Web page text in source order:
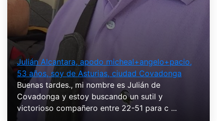
Julián Alcantara, apodo micheal+angelo+pacio,
53 años, soy de Asturias, ciudad Covadonga
Buenas tardes., mi nombre es Julián de
Covadonga y estoy buscando un sutil y
victorioso compañero entre 22-51 para c ...